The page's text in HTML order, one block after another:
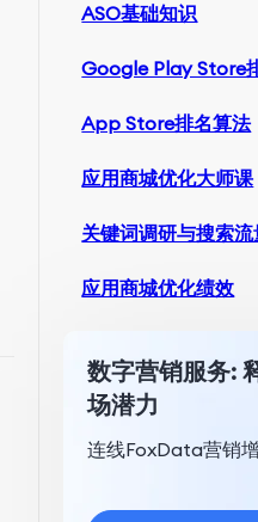
ASO基础知识
Google Play Store
App Store排名算法
应用商城优化大师课
关键词调研与搜索流
应用商城优化绩效
数字营销服务:
场潜力
连线FoxData营销